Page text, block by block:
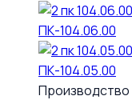
ПК-104.06.00
ПК-104.05.00
Производство